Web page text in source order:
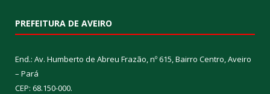
PREFEITURA DE AVEIRO
End.: Av. Humberto de Abreu Frazão, nº 615, Bairro Centro, Aveiro
– Pará
CEP: 68.150-000.